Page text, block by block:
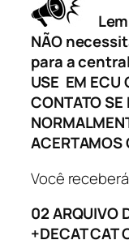
-
F
0
K
0
0
D
E
C
T
C
NÃO
para a
USE EM ECU
CONTATO SE
ACERTAMOS
Você
02 ARQUIVO
+DECAT CAT